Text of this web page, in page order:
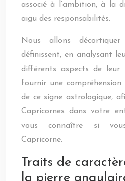
associé à l’ambition, à la
aigu des responsabilités.
Nous allons
définissent, en analysant
différents aspects de leur
fournir une
de ce signe astrologique,
Capricornes dans votre
vous connaître si
Capricorne.
Traits de
la pierre